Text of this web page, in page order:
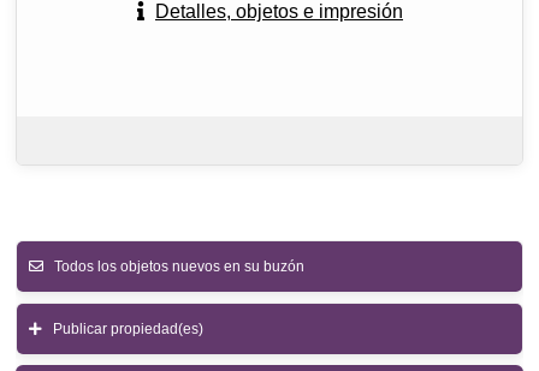
Detalles, objetos e impresión
Todos los objetos nuevos en su buzón
Publicar propiedad(es)